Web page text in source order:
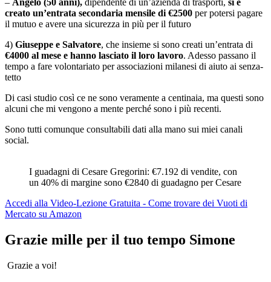
creato un’entrata secondaria mensile di €2500 per potersi pagare
il mutuo e avere una sicurezza in più per il futuro
4) Giuseppe e Salvatore, che insieme si sono creati un’entrata di
€4000 al mese e hanno lasciato il loro lavoro. Adesso passano il
tempo a fare volontariato per associazioni milanesi di aiuto ai senza-
tetto
Di casi studio così ce ne sono veramente a centinaia, ma questi sono
alcuni che mi vengono a mente perché sono i più recenti.
Sono tutti comunque consultabili dati alla mano sui miei canali
social.
I guadagni di Cesare Gregorini: €7.192 di vendite, con
un 40% di margine sono €2840 di guadagno per Cesare
Accedi alla Video-Lezione Gratuita - Come trovare dei Vuoti di
Mercato su Amazon
Grazie mille per il tuo tempo Simone
Grazie a voi!